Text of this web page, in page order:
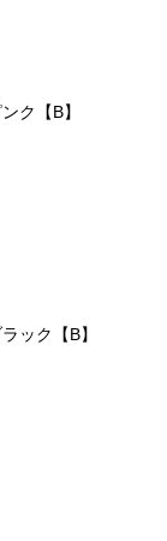
ク【B】
ック【B】